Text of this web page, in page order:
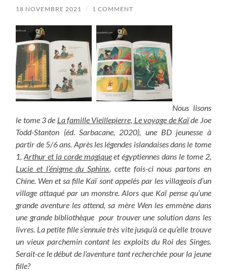
18 NOVEMBRE 2021 / 1 COMMENT
Nous lisons
le tome 3 de La famille Vieillepierre, Le voyage de Kaïde Joe
Todd-Stanton (éd. Sarbacane, 2020), une BD jeunesse à
partir de 5/6 ans. Après les légendes islandaises dans le tome
1,Arthur et la corde magiqueet égyptiennes dans le tome 2,
Lucie et l’énigme du Sphinx, cette fois-ci nous partons en
Chine. Wen et sa fille Kaï sont appelés par les villageois d’un
village attaqué par un monstre. Alors que Kaï pense qu’une
grande aventure les attend, sa mère Wen les emmène dans
une grande bibliothèque pour trouver une solution dans les
livres. La petite fille s’ennuie très vite jusqu’à ce qu’elle trouve
un vieux parchemin contant les exploits du Roi des Singes.
Serait-ce le début de l’aventure tant recherchée pour la jeune
fille?